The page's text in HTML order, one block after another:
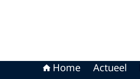
Home Actueel